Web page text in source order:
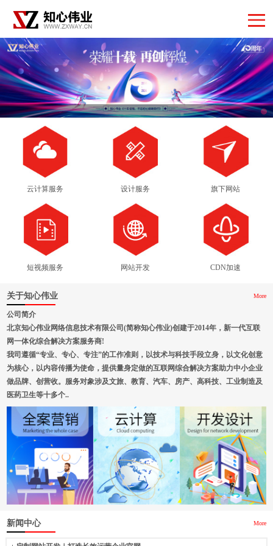
云计算服务 设计服务 旗下网站
短视频服务 网站开发 CDN加速
关于知心伟业 More
公司简介
北京知心伟业网络信息技术有限公司(简称知心伟业)创建于2014年，新一代互联
网一体化综合解决方案服务商!
我司遵循“专业、专心、专注”的工作准则，以技术与科技手段立身，以文化创意
为核心，以内容传播为使命，提供量身定做的互联网综合解决方案助力中小企业
做品牌、创营收。服务对象涉及文旅、教育、汽车、房产、高科技、工业制造及
医药卫生等十多个..
新闻中心 More